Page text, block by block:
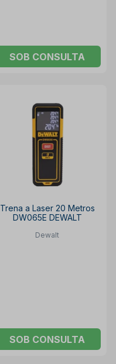
SOB CONSULTA
Trena a Laser 20 Metros
DW065E DEWALT
Dewalt
SOB CONSULTA